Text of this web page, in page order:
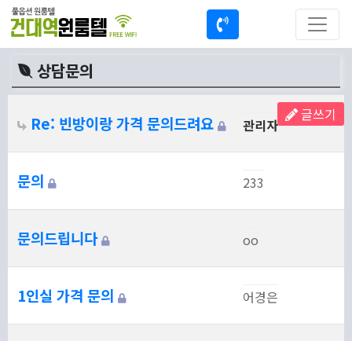
상담문의
글쓰기
Re: 빈방이랑 가격 문의드려요 관리자
문의 233
문의드립니다 oo
1인실 가격 문의 어경은